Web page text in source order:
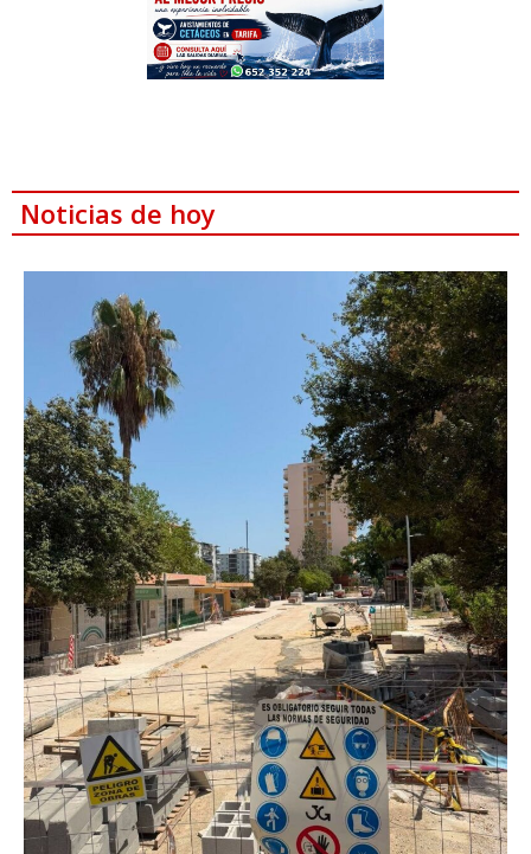
Noticias de hoy